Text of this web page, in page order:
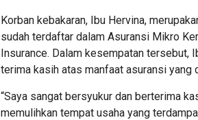
Korban kebakaran, Ibu Hervina,
sudah terdaftar dalam Asuransi Mikro
Insurance. Dalam kesempatan tersebut,
terima kasih atas manfaat asuransi yang
“Saya sangat bersyukur dan berterima
memulihkan tempat usaha yang